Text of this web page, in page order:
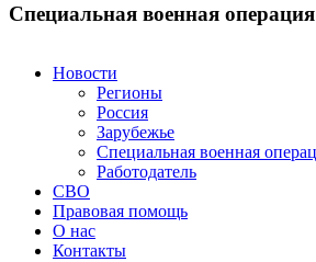
Специальная военная операция
Новости
Регионы
Россия
Зарубежье
Специальная военная
Работодатель
СВО
Правовая помощь
О нас
Контакты